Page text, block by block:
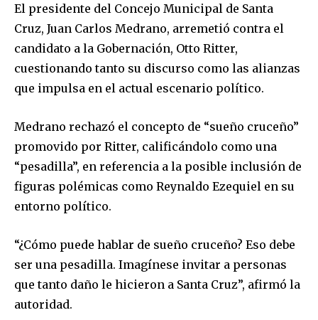
El presidente del Concejo Municipal de Santa
Cruz, Juan Carlos Medrano, arremetió contra el
candidato a la Gobernación, Otto Ritter,
cuestionando tanto su discurso como las alianzas
que impulsa en el actual escenario político.
Medrano rechazó el concepto de “sueño cruceño”
promovido por Ritter, calificándolo como una
“pesadilla”, en referencia a la posible inclusión de
figuras polémicas como Reynaldo Ezequiel en su
entorno político.
“¿Cómo puede hablar de sueño cruceño? Eso debe
ser una pesadilla. Imagínese invitar a personas
que tanto daño le hicieron a Santa Cruz”, afirmó la
autoridad.